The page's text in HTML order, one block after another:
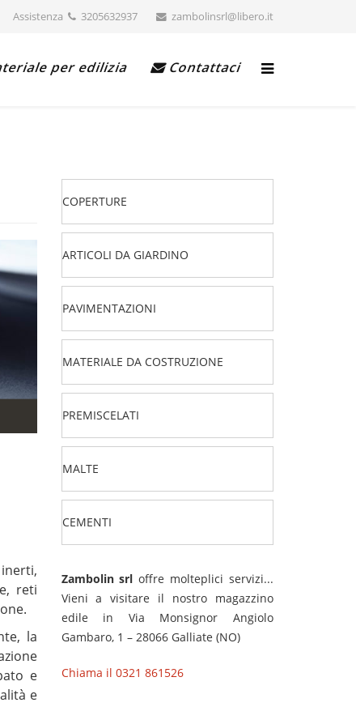
Assistenza 3205632937 zambolinsrl@libero.it
per edilizia Contattaci
reti
la
e
e
COPERTURE
ARTICOLI DA GIARDINO
PAVIMENTAZIONI
MATERIALE DA COSTRUZIONE
PREMISCELATI
MALTE
CEMENTI
Zambolin srloffre molteplici servizi...
Vieni a visitare il nostro magazzino
edile in Via Monsignor Angiolo
Gambaro, 1 – 28066 Galliate (NO)
Chiama il 0321 861526